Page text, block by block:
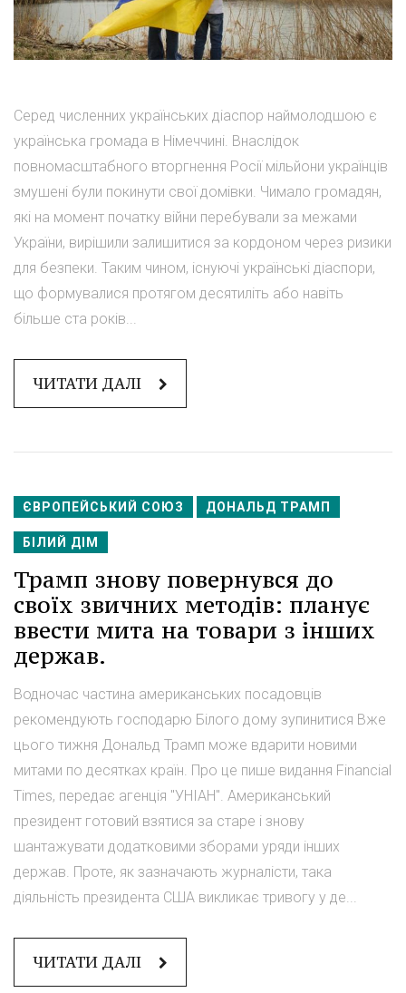
Серед численних українських діаспор наймолодшою є
українська громада в Німеччині. Внаслідок
повномасштабного вторгнення Росії мільйони українців
змушені були покинути свої домівки. Чимало громадян,
які на момент початку війни перебували за межами
України, вирішили залишитися за кордоном через ризики
для безпеки. Таким чином, існуючі українські діаспори,
що формувалися протягом десятиліть або навіть
більше ста років...
ЧИТАТИ ДАЛІ
ЄВРОПЕЙСЬКИЙ СОЮЗ ДОНАЛЬД ТРАМП
БІЛИЙ ДІМ
Трамп знову повернувся до
своїх звичних методів: планує
ввести мита на товари з інших
держав.
Водночас частина американських посадовців
рекомендують господарю Білого дому зупинитися Вже
цього тижня Дональд Трамп може вдарити новими
митами по десятках країн. Про це пише видання Financial
Times, передає агенція "УНІАН". Американський
президент готовий взятися за старе і знову
шантажувати додатковими зборами уряди інших
держав. Проте, як зазначають журналісти, така
діяльність президента США викликає тривогу у де...
ЧИТАТИ ДАЛІ